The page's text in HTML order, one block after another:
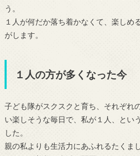
う。
１人が何だか落ち着かなくて、楽しめ
がします。
１人の方が多くなった今
子ども隊がスクスクと育ち、それぞれ
い楽しそうな毎日で、私が１人、とい
した。
親の私よりも生活力にあふれるたくま